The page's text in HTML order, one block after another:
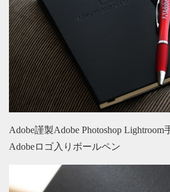
Adobe謹製Adobe Photoshop
Adobeロゴ入りボールペン